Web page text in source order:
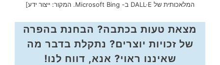
המלאכותית של DALL·E ב- Microsoft Bing. המקור: ייצור ידע]
מצאת טעות בכתבה? הבחנת בהפרה
של זכויות יוצרים? נתקלת בדבר מה
שאיננו ראוי? אנא, דווח לנו!